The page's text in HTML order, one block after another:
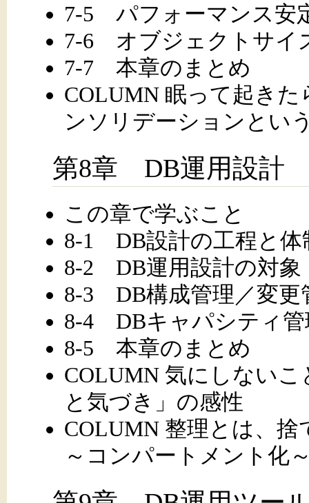
7-5 パフォーマンス安
7-6 オブジェクトサイ
7-7 本章のまとめ
COLUMN 眠って起き
ンソリデーションとい
第8章 DB運用設計
この章で学ぶこと
8-1 DB設計の工程と体
8-2 DB運用設計の対象
8-3 DB構成管理／変更
8-4 DBキャパシティ管
8-5 本章のまとめ
COLUMN 気にしない
と気づき」の感性
COLUMN 整理とは、
～コンパートメント化